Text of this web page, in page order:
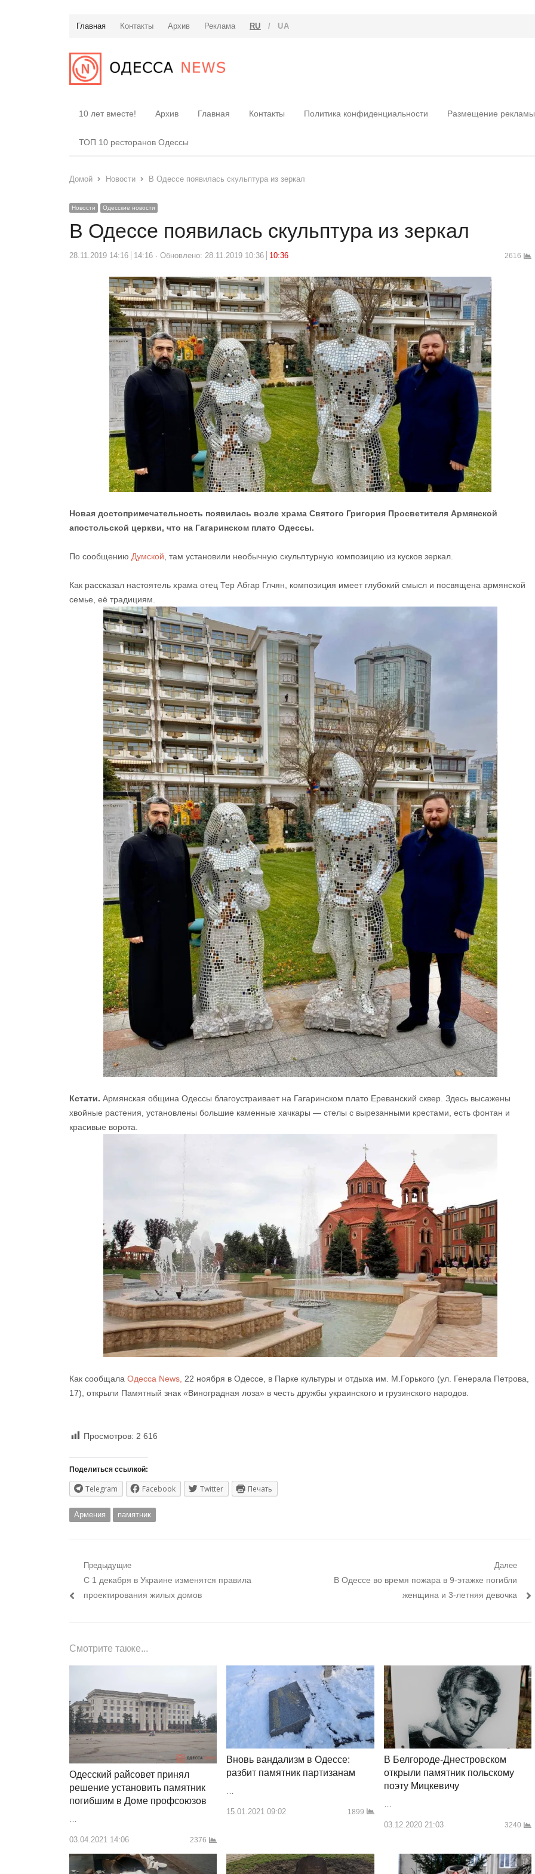
Главная Контакты Архив Реклама RU / UA
10 лет вместе! Архив Главная Контакты Политика конфиденциальности Размещение рекламы
ТОП 10 ресторанов Одессы
Домой Новости В Одессе появилась скульптура из зеркал
Новости Одесские новости
В Одессе появилась скульптура из зеркал
28.11.2019 14:16 14:16 Обновлено: 28.11.2019 10:36 10:36 2616
Новая достопримечательность появилась возле храма Святого Григория Просветителя Армянской
апостольской церкви, что на Гагаринском плато Одессы.
По сообщению Думской , там установили необычную скульптурную композицию из кусков зеркал.
Как рассказал настоятель храма отец Тер Абгар Глчян, композиция имеет глубокий смысл и посвящена армянской
семье, её традициям.
Кстати. Армянская община Одессы благоустраивает на Гагаринском плато Ереванский сквер. Здесь высажены
хвойные растения, установлены большие каменные хачкары — стелы с вырезанными крестами, есть фонтан и
красивые ворота.
Как сообщала Одесса News, 22 ноября в Одессе, в Парке культуры и отдыха им. М.Горького (ул. Генерала Петрова,
17), открыли Памятный знак «Виноградная лоза» в честь дружбы украинского и грузинского народов.
Просмотров: 2 616
Поделиться ссылкой:
Telegram Facebook Twitter Печать
Армения памятник
Навигация
по
Предыдущие
Предыдущий
пост:
С 1 декабря в Украине изменятся правила
проектирования жилых домов
Далее
Следующий
В Одессе во время пожара в 9-этажке погибли
женщина и 3-летняя девочка
Смотрите также...
Одесский райсовет принял
решение установить памятник
погибшим в Доме профсоюзов
…
03.04.2021 14:06 2376
Вновь вандализм в Одессе:
разбит памятник партизанам
15.01.2021 09:02 1899
В Белгороде-Днестровском
открыли памятник польскому
поэту Мицкевичу
03.12.2020 21:03 3240